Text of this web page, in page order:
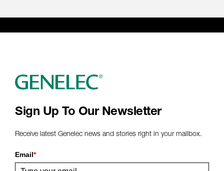
Sign Up To Our Newsletter
Receive latest Genelec news and stories right in your mailbox.
Email*